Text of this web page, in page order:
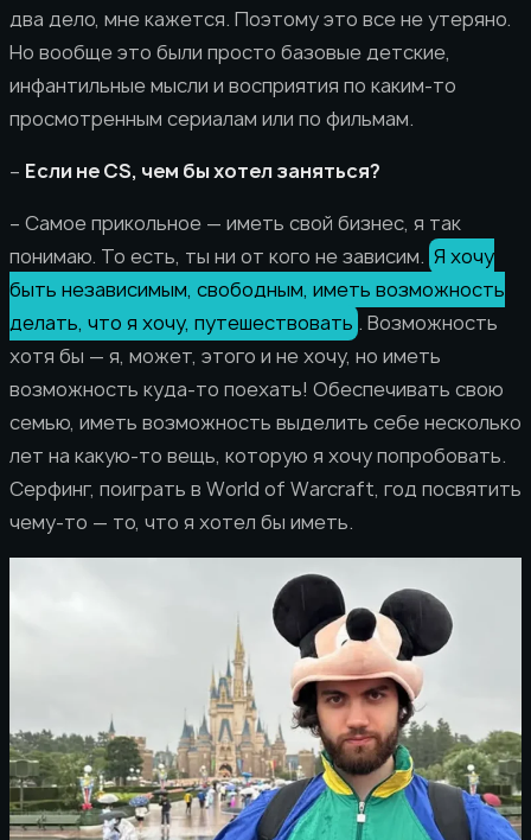
два дело, мне кажется. Поэтому это все не утеряно.
Но вообще это были просто базовые детские,
инфантильные мысли и восприятия по каким-то
просмотренным сериалам или по фильмам.
– Если не CS, чем бы хотел заняться?
– Самое прикольное — иметь свой бизнес, я так
понимаю. То есть, ты ни от кого не зависим. Я хочу
быть независимым, свободным, иметь возможность
делать, что я хочу, путешествовать . Возможность
хотя бы — я, может, этого и не хочу, но иметь
возможность куда-то поехать! Обеспечивать свою
семью, иметь возможность выделить себе несколько
лет на какую-то вещь, которую я хочу попробовать.
Серфинг, поиграть в World of Warcraft, год посвятить
чему-то — то, что я хотел бы иметь.